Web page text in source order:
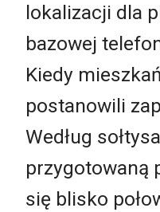
lokalizacji dla
bazowej
Kiedy
postanowili
Według
przygotowaną
się blisko